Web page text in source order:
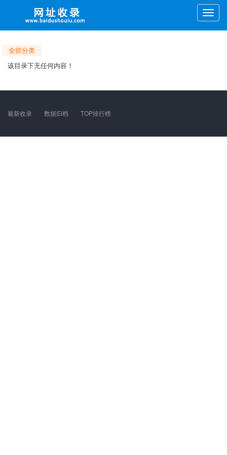
Toggle
全部分类
该目录下无任何内容！
最新收录 数据归档 TOP排行榜